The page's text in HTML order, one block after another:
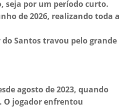
seja por um período curto.
de 2026, realizando toda a
Santos travou pelo grande
agosto de 2023, quando
O jogador enfrentou